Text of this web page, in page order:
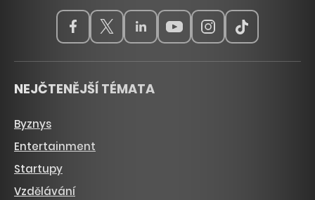
NEJČTENĚJŠÍ TÉMATA
Byznys
Entertainment
Startupy
Vzdělávání